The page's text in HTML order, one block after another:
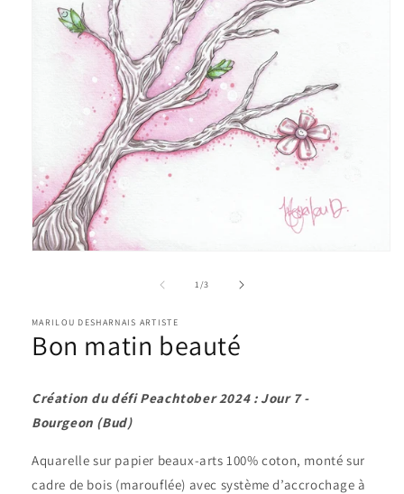
Ouvrir
une
fenêtre
modale
1/de
3
MARILOU DESHARNAIS ARTISTE
Bon matin beauté
Création du défi Peachtober 2024 : Jour 7 -
Bourgeon (Bud)
Aquarelle sur papier beaux-arts 100% coton, monté sur
cadre de bois (marouflée) avec système d’accrochage à